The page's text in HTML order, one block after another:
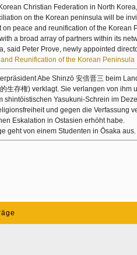
Christian Federation in North
on the Korean peninsula will be
on peace and reunification of the
a broad array of partners within its
said Peter Prove, newly appointed
Reunification of the Korean
Abe Shinzō 安倍晋三 beim
生存権) verklagt. Sie verlangen von ihm
shintōistischen Yasukuni-Schrein im
und gegen die Verfassung
Eskalation in Ostasien erhöht habe.
geht von einem Studenten in Ōsaka aus.